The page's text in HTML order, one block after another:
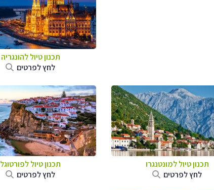
תכנון טיול להונגריה
לחץ לפרטים
תכנון טיול למונטנגרו
לחץ לפרטים
תכנון טיול לפורטוגל
לחץ לפרטים